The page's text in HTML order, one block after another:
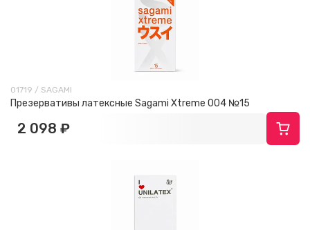
01719 / SAGAMI
Презервативы латексные Sagami Xtreme 004 №15
2 098 ₽